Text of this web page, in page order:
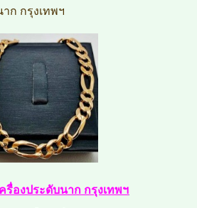
ก กรุงเทพฯ
รื่องประดับนาก กรุงเทพฯ